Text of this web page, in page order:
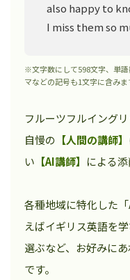
also happy to
I miss them so
※文字数にして598文字、単語
マなどの記号も1文字に含みま
フルーツフルイング
自慢の 【人間の講師】
い 【AI講師】 による添
各種地域に特化した
えばイギリス英語を
選ぶなど、お好みに
です。